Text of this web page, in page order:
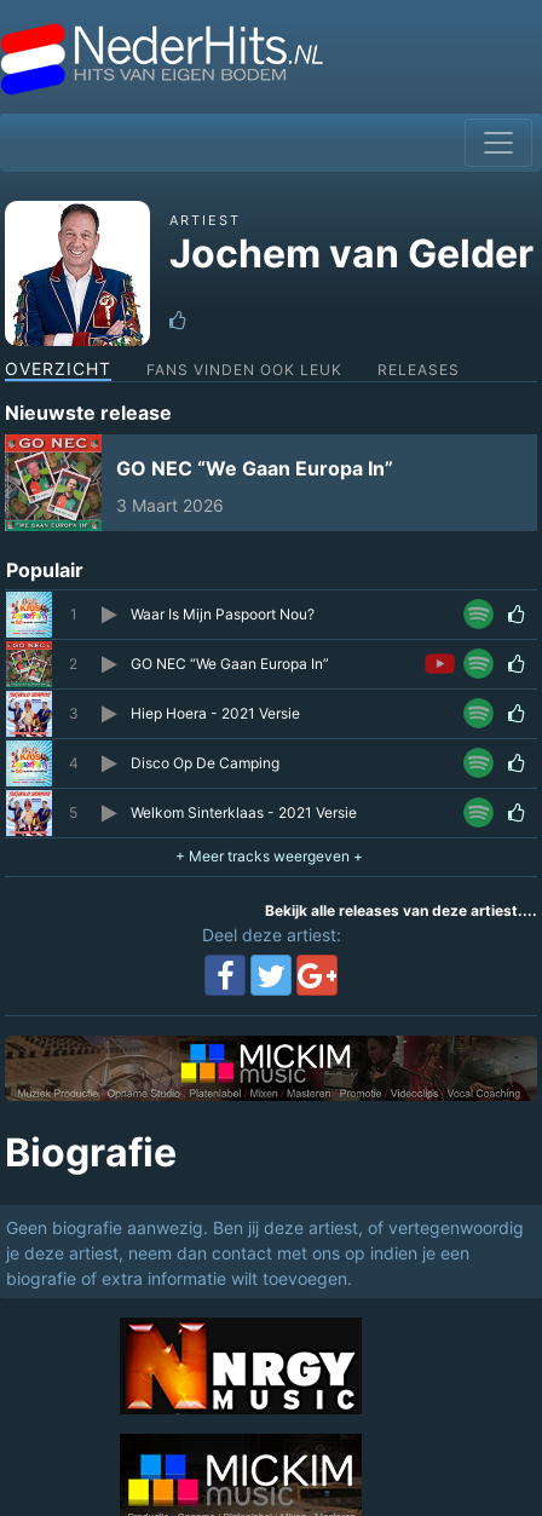
ARTIEST
Jochem van Gelder
OVERZICHT FANS VINDEN OOK LEUK RELEASES
Nieuwste release
GO NEC “We Gaan Europa In”
3 Maart 2026
Populair
1 Waar Is Mijn Paspoort Nou?
2 GO NEC “We Gaan Europa In”
3 Hiep Hoera - 2021 Versie
4 Disco Op De Camping
5 Welkom Sinterklaas - 2021 Versie
Bekijk alle releases van deze artiest....
Deel deze artiest:
Biografie
Geen biografie aanwezig. Ben jij deze artiest, of vertegenwoordig
je deze artiest, neem dan contact met ons op indien je een
biografie of extra informatie wilt toevoegen.